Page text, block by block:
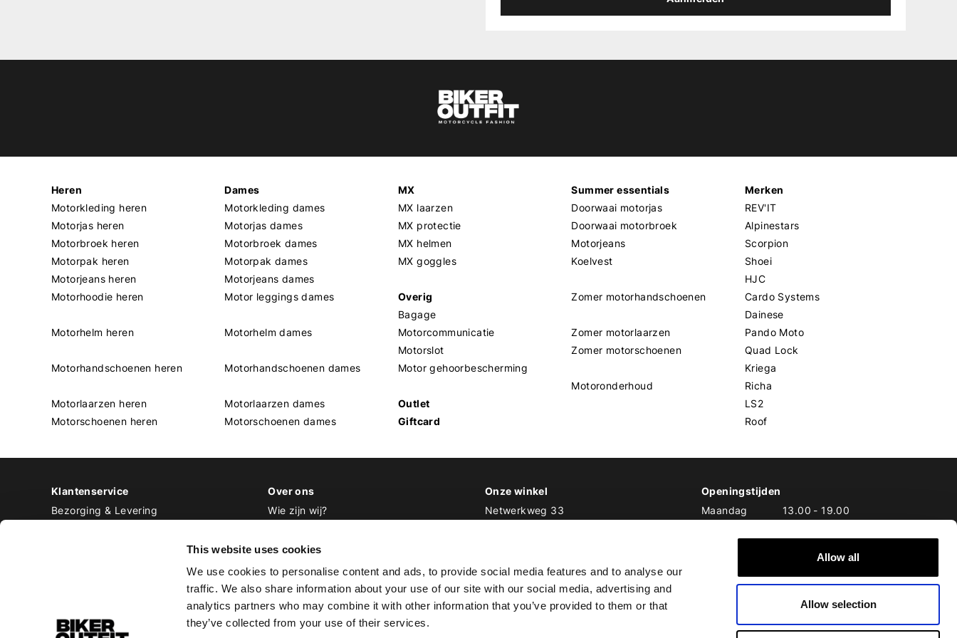
This website uses cookies
We use cookies to personalise content and ads, to provide social media features and to analyse our
traffic. We also share information about your use of our site with our social media, advertising and
analytics partners who may combine it with other information that you’ve provided to them or that
they’ve collected from your use of their services.
Allow all
Allow selection
Heren
Motorkleding heren
Motorjas heren
Motorbroek heren
Motorpak heren
Motorjeans heren
Motorhoodie heren
Motorhelm heren
Motorhandschoenen heren
Motorlaarzen heren
Motorschoenen heren
Dames
Motorkleding dames
Motorjas dames
Motorbroek dames
Motorpak dames
Motorjeans dames
Motor leggings dames
Motorhelm dames
Motorhandschoenen dames
Motorlaarzen dames
Motorschoenen dames
MX
MX laarzen
MX protectie
MX helmen
MX goggles
Overig
Bagage
Motorcommunicatie
Motorslot
Motor gehoorbescherming
Outlet
Giftcard
Summer essentials
Doorwaai motorjas
Doorwaai motorbroek
Motorjeans
Koelvest
Zomer motorhandschoenen
Zomer motorlaarzen
Zomer motorschoenen
Motoronderhoud
Merken
REV'IT
Alpinestars
Scorpion
Shoei
HJC
Cardo Systems
Dainese
Pando Moto
Quad Lock
Kriega
Richa
LS2
Roof
Klantenservice
Bezorging & Levering
Privacy Policy
Over ons
Wie zijn wij?
Werken bij Biker Outfit
Onze winkel
Netwerkweg 33
T 020 493 03 67
Openingstijden
Maandag
13.00 - 19.00
Woensdag
10.00-19.00
-20.00
Zaterdag
10.00-17.00
10.00-17.00